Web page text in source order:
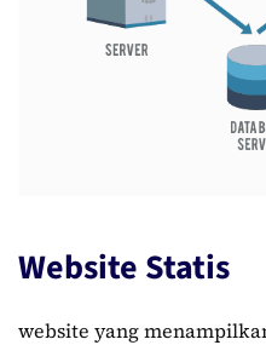
Website Statis
website yang